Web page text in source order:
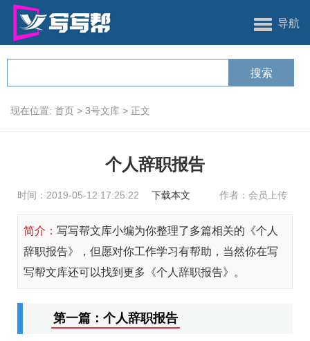
导航
现在位置: 首页 > 3号文库 > 正文
个人辞职报告
时间：2019-05-12 17:25:22 下载本文 作者：会员上传
简介： 写写帮文库小编为你整理了多篇相关的《个人
辞职报告》，但愿对你工作学习有帮助，当然你在写
写帮文库还可以找到更多《个人辞职报告》。
第一篇：个人辞职报告